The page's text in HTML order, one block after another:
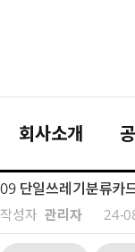
회사소개
09 단일쓰레기분류카
작성자 관리자 24-